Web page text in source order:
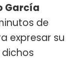
García
de
expresar su